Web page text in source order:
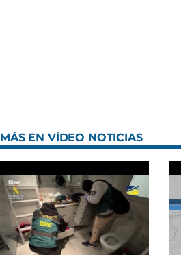
MÁS EN VÍDEO NOTICIAS